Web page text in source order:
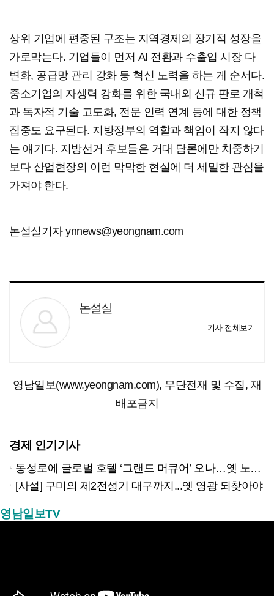
상위 기업에 편중된 구조는 지역경제의 장기적 성장을
가로막는다. 기업들이 먼저 AI 전환과 수출입 시장 다
변화, 공급망 관리 강화 등 혁신 노력을 하는 게 순서다.
중소기업의 자생력 강화를 위한 국내외 신규 판로 개척
과 독자적 기술 고도화, 전문 인력 연계 등에 대한 정책
집중도 요구된다. 지방정부의 역할과 책임이 작지 않다
는 얘기다. 지방선거 후보들은 거대 담론에만 치중하기
보다 산업현장의 이런 막막한 현실에 더 세밀한 관심을
가져야 한다.
논설실기자 ynnews@yeongnam.com
논설실
기사 전체보기
영남일보(www.yeongnam.com), 무단전재 및 수집, 재
배포금지
경제 인기기사
동성로에 글로벌 호텔 ‘그랜드 머큐어’ 오나…옛 노보텔 자리 사무실 개설
[사설] 구미의 제2전성기 대구까지...옛 영광 되찾아야
영남일보TV